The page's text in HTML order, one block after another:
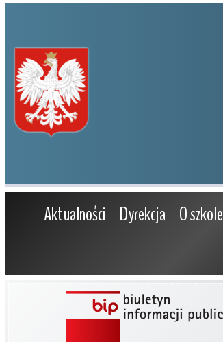
Aktualności Dyrekcja O szkole